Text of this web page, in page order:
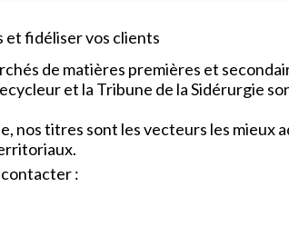
et fidéliser vos clients
de matières premières et
et la Tribune de la Sidérurgie
nos titres sont les vecteurs les mieux
: